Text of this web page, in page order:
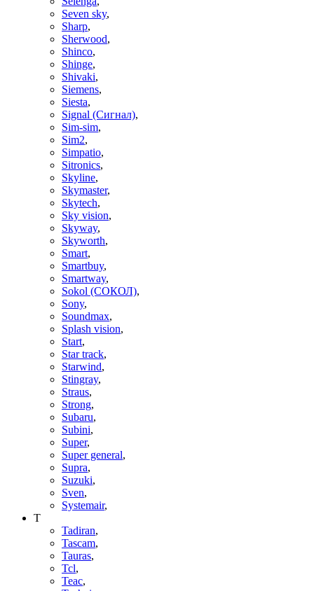
Seven sky,
Sharp,
Sherwood,
Shinco,
Shinge,
Shivaki,
Siemens,
Siesta,
Signal (Сигнал),
Sim-sim,
Sim2,
Simpatio,
Sitronics,
Skyline,
Skymaster,
Skytech,
Sky vision,
Skyway,
Skyworth,
Smart,
Smartbuy,
Smartway,
Sokol (СОКОЛ),
Sony,
Soundmax,
Splash vision,
Start,
Star track,
Starwind,
Stingray,
Straus,
Strong,
Subaru,
Subini,
Super,
Super general,
Supra,
Suzuki,
Sven,
Systemair,
T
Tadiran,
Tascam,
Tauras,
Tcl,
Teac,